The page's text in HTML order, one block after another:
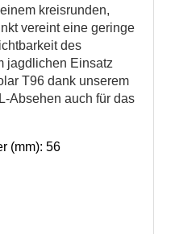
kreisrunden,
vereint eine geringe
des
jagdlichen Einsatz
T96 dank unserem
Absehen auch für das
(mm): 56